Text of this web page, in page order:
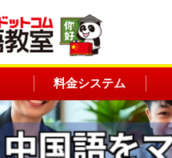
料金システム